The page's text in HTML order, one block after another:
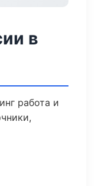
в
работа и